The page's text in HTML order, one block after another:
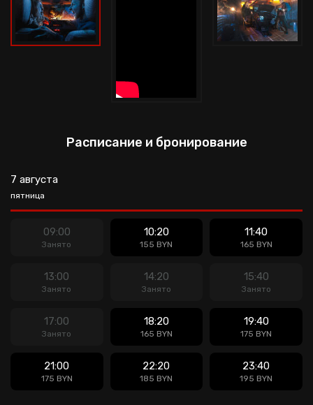
Расписание и бронирование
7 августа
пятница
09:00
Занято
10:20
155 BYN
11:40
165 BYN
13:00
Занято
14:20
Занято
15:40
Занято
17:00
Занято
18:20
165 BYN
19:40
175 BYN
21:00
175 BYN
22:20
185 BYN
23:40
195 BYN